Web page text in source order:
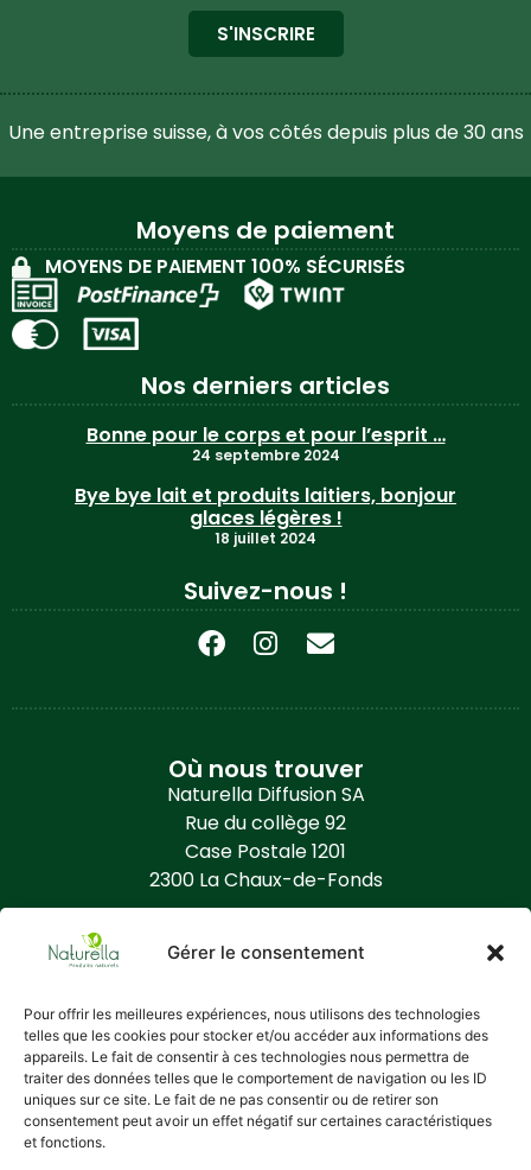
Gérer le consentement
Pour offrir les meilleures expériences, nous utilisons des technologies
telles que les cookies pour stocker et/ou accéder aux informations des
appareils. Le fait de consentir à ces technologies nous permettra de
traiter des données telles que le comportement de navigation ou les ID
uniques sur ce site. Le fait de ne pas consentir ou de retirer son
consentement peut avoir un effet négatif sur certaines caractéristiques
et fonctions.
S'INSCRIRE
Une entreprise suisse, à vos côtés depuis plus de 30 ans
Moyens de paiement
MOYENS DE PAIEMENT 100% SÉCURISÉS
Nos derniers articles
Bonne pour le corps et pour l’esprit …
24 septembre 2024
Bye bye lait et produits laitiers, bonjour
glaces légères !
18 juillet 2024
Suivez-nous !
Où nous trouver
Naturella Diffusion SA
Rue du collège 92
Case Postale 1201
2300 La Chaux-de-Fonds
Contact
info@naturella.ch
https://www.naturella.ch
Informations complémentaires